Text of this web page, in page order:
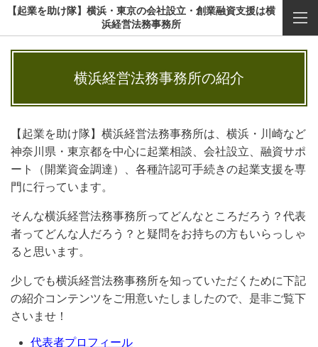
【起業を助け隊】横浜・東京の会社設立・創業融資支援は横
浜経営法務事務所
横浜経営法務事務所の紹介
【起業を助け隊】横浜経営法務事務所は、横浜・川崎など
神奈川県・東京都を中心に起業相談、会社設立、融資サポ
ート（開業資金調達）、各種許認可手続きの起業支援を専
門に行っています。
そんな横浜経営法務事務所ってどんなところだろう？代表
者ってどんな人だろう？と疑問をお持ちの方もいらっしゃ
ると思います。
少しでも横浜経営法務事務所を知っていただくために下記
の紹介コンテンツをご用意いたしましたので、是非ご覧下
さいませ！
代表者プロフィール